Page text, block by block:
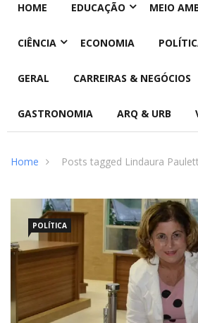
HOME EDUCAÇÃO MEIO
CIÊNCIA ECONOMIA
GERAL CARREIRAS & NEGÓCIOS
GASTRONOMIA ARQ & URB
Home Posts tagged Lindaura
POLÍTICA